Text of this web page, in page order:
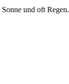
und oft Regen.